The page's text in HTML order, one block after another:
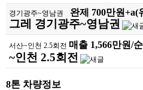
경기광주~영남권 완제 700만원+a(
그레 경기광주~영남권
서산~인천 2.5회전 매출 1,566만원/
~인천 2.5회전
8톤 차량정보